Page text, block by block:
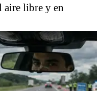
aire libre y en